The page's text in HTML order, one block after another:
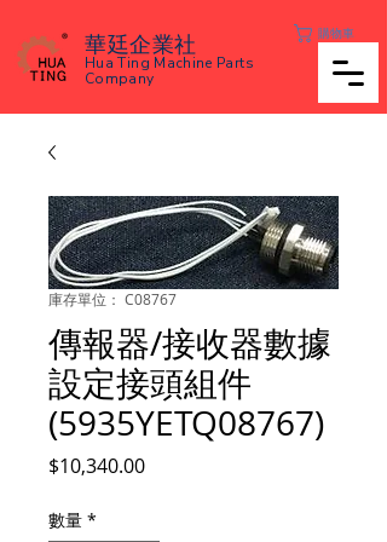
華廷企業社
Hua Ting Machine Parts
Company
購物車
庫存單位： C08767
傳報器/接收器數據
設定接頭組件
(5935YETQ08767)
$10,340.00價
數量 *